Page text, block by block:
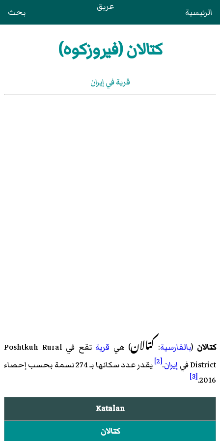
الرئيسية عريق بحث
كتالان (فيروزكوه)
قرية في إيران
كتالان (بالفارسية: کتالان) هي قرية تقع في Poshtkuh Rural
Districtفيإيران.
[2] يقدر عدد سكانها بـ 274 نسمة بحسب
إحصاء
2016
.
[3]
Katalan
كتالان